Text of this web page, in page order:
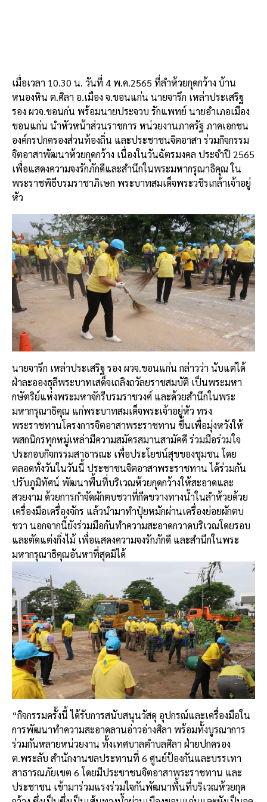
เมื่อเวลา 10.30 น. วันที่ 4 พ.ค.2565 ที่ลำห้วยกุดกว้าง บ้าน
หนองหิน ต.ศิลา อ.เมือง จ.ขอนแก่น นายจารึก เหล่าประเสริฐ
รอง ผวจ.ขอนก่น พร้อมนายประจวบ รักแพทย์ นายอำเภอเมือง
ขอนแก่น นำหัวหน้าส่วนราชการ หน่วยงานภาครัฐ ภาคเอกชน
องค์กรปกครองส่วนท้องถิ่น และประชาชนจิตอาสา ร่วมกิจกรรม
จิตอาสาพัฒนาห้วยกุดกว้าง เนื่องในวันฉัตรมงคล ประจำปี 2565
เพื่อแสดงความจงรักภักดีและสำนึกในพระมหากรุณาธิคุณ ใน
พระราชพิธีบรมราชาภิเษก พระบาทสมเด็จพระวชิรเกล้าเจ้าอยู่
หัว
นายจารึก เหล่าประเสริฐ รอง ผวจ.ขอนแก่น กล่าวว่า นับแต่ได้
ฝ่าละอองธุลีพระบาทเสด็จเถลิงถวัลยราชสมบัติ เป็นพระมหา
กษัตริย์แห่งพระมหาจักรีบรมราชวงศ์ และด้วยสำนึกในพระ
มหากรุณาธิคุณ แก่พระบาทสมเด็จพระเจ้าอยู่หัว ทรง
พระราชทานโครงการจิตอาสาพระราชทาน ขึ้นเพื่อมุ่งหวังให้
พสกนิกรทุกหมู่เหล่ามีความสมัครสมานสามัคคี ร่วมมือร่วมใจ
ประกอบกิจกรรมสาธารณะ เพื่อประโยชน์สุขของชุมชน โดย
ตลอดทั่งวันในวันนี้ ประชาชนจิตอาสาพระราชทาน ได้ร่วมกัน
ปรับภูมิทัศน์ พัฒนาพื้นที่บริเวณห้วยกุดกว้างให้สะอาดและ
สวยงาม ด้วยการกำจัดผักตบชวาที่กีดขวางทางน้ำในลำห้วยด้วย
เครื่องมือเครื่องจักร แล้วนำมาทำปุ๋ยหมักผ่านเครื่องย่อยผักตบ
ชวา นอกจากนี้ยังร่วมมือกันทำความสะอาดกวาดบริเวณโดยรอบ
และตัดแต่งกิ่งไม้ เพื่อแสดงความจงรักภักดี และสำนึกในพระ
มหากรุณาธิคุณอันหาที่สุดมิได้
“กิจกรรมครั้งนี้ ได้รับการสนับสนุนวัสดุ อุปกรณ์และเครื่องมือใน
การพัฒนาทำความสะอาดลานอ่าวอ่างศิลา พร้อมทั้งบูรณาการ
ร่วมกันหลายหน่วยงาน ทั้งเทศบาลตำบลศิลา ฝ่ายปกครอง
ต.พระลับ สำนักงานชลประทานที่ 6 ศูนย์ป้องกันและบรรเทา
สาธารณภัยเขต 6 โดยมีประชาชนจิตอาสาพระราชทาน และ
ประชาชน เข้ามาร่วมแรงร่วมใจกันพัฒนาพื้นที่บริเวณห้วยกุด